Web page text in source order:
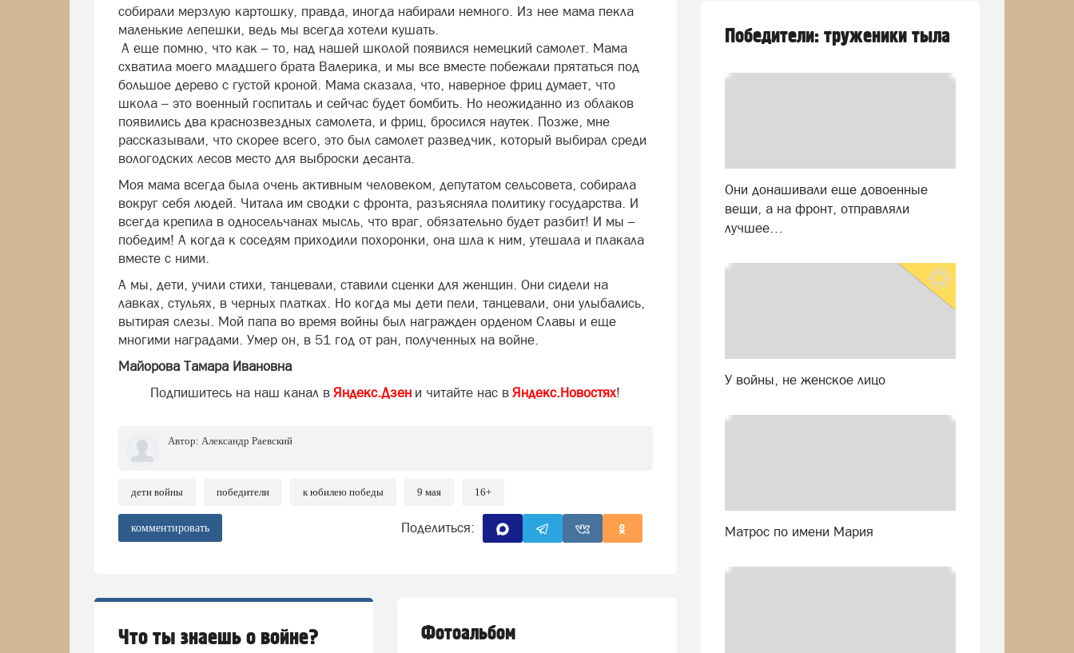
собирали мерзлую картошку, правда, иногда набирали немного. Из нее мама пекла
маленькие лепешки, ведь мы всегда хотели кушать.
А еще помню, что как – то, над нашей школой появился немецкий самолет. Мама
схватила моего младшего брата Валерика, и мы все вместе побежали прятаться под
большое дерево с густой кроной. Мама сказала, что, наверное фриц думает, что
школа – это военный госпиталь и сейчас будет бомбить. Но неожиданно из облаков
появились два краснозвездных самолета, и фриц, бросился наутек. Позже, мне
рассказывали, что скорее всего, это был самолет разведчик, который выбирал среди
вологодских лесов место для выброски десанта.
Моя мама всегда была очень активным человеком, депутатом сельсовета, собирала
вокруг себя людей. Читала им сводки с фронта, разъясняла политику государства. И
всегда крепила в односельчанах мысль, что враг, обязательно будет разбит! И мы –
победим! А когда к соседям приходили похоронки, она шла к ним, утешала и плакала
вместе с ними.
А мы, дети, учили стихи, танцевали, ставили сценки для женщин. Они сидели на
лавках, стульях, в черных платках. Но когда мы дети пели, танцевали, они улыбались,
вытирая слезы. Мой папа во время войны был награжден орденом Славы и еще
многими наградами. Умер он, в 51 год от ран, полученных на войне.
Майорова Тамара Ивановна
Подпишитесь на наш канал вЯндекс.Дзен и читайте нас вЯндекс.Новостях!
Автор: Александр Раевский
дети войны победители к юбилею победы 9 мая 16+
комментировать Поделиться:
Что ты знаешь о войне? Фотоальбом
Победители: труженики тыла
Они донашивали еще довоенные
вещи, а на фронт, отправляли
лучшее…
У войны, не женское лицо
Матрос по имени Мария